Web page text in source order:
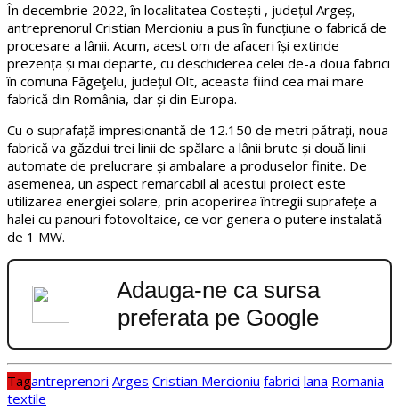
În decembrie 2022, în localitatea Costești , județul Argeș,
antreprenorul Cristian Mercioniu a pus în funcțiune o fabrică de
procesare a lânii. Acum, acest om de afaceri își extinde
prezența și mai departe, cu deschiderea celei de-a doua fabrici
în comuna Făgeţelu, județul Olt, aceasta fiind cea mai mare
fabrică din România, dar și din Europa.
Cu o suprafață impresionantă de 12.150 de metri pătrați, noua
fabrică va găzdui trei linii de spălare a lânii brute și două linii
automate de prelucrare și ambalare a produselor finite. De
asemenea, un aspect remarcabil al acestui proiect este
utilizarea energiei solare, prin acoperirea întregii suprafețe a
halei cu panouri fotovoltaice, ce vor genera o putere instalată
de 1 MW.
Adauga-ne ca sursa
preferata pe Google
Tagantreprenori Arges Cristian Mercioniu fabrici lana Romania
textile